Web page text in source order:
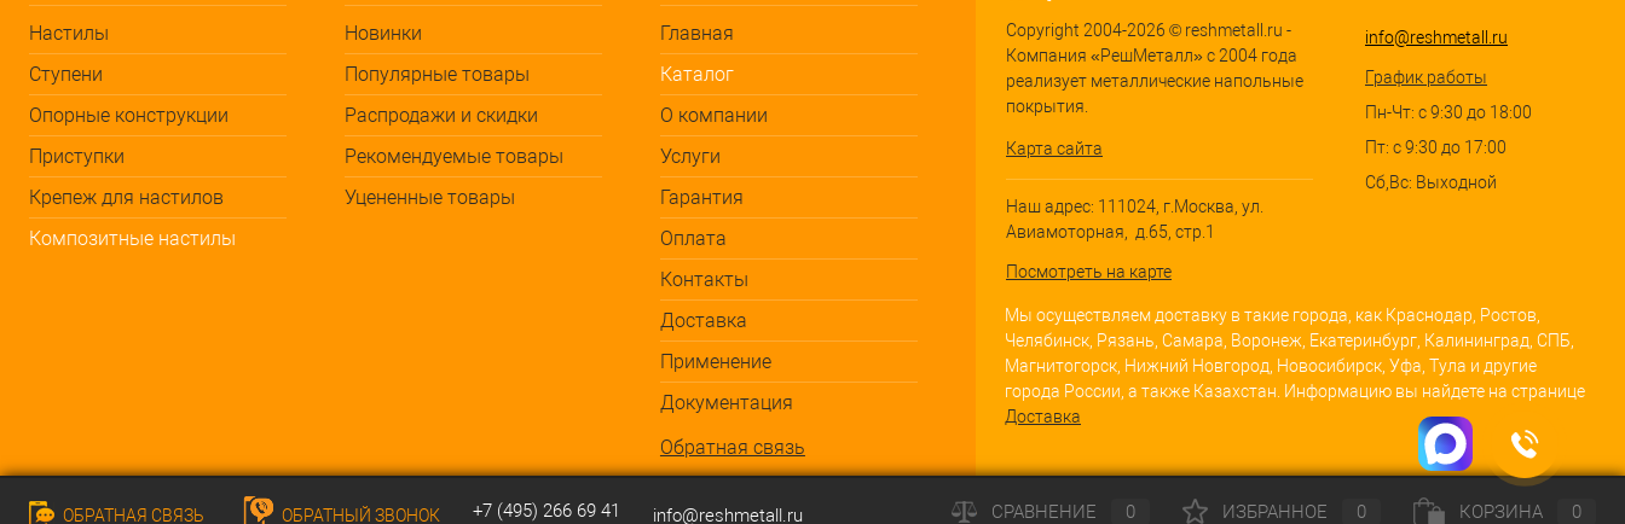
Настилы
Ступени
Опорные конструкции
Приступки
Крепеж для настилов
Композитные настилы
Новинки
Популярные товары
Распродажи и скидки
Рекомендуемые товары
Уцененные товары
Главная
Каталог
О компании
Услуги
Гарантия
Оплата
Контакты
Доставка
Применение
Документация
Обратная связь
Copyright 2004-2026 © reshmetall.ru -
Компания «РешМеталл» с 2004 года
реализует металлические напольные
покрытия.
Карта сайта
Наш адрес: 111024, г.Москва, ул.
Авиамоторная, д.65, стр.1
Посмотреть на карте
info@reshmetall.ru
График работы
Пн-Чт: с 9:30 до 18:00
Пт: с 9:30 до 17:00
Сб,Вс: Выходной
Мы осуществляем доставку в такие города, как Краснодар, Ростов,
Челябинск, Рязань, Самара, Воронеж, Екатеринбург, Калининград, СПБ,
Магнитогорск, Нижний Новгород, Новосибирск, Уфа, Тула и другие
города России, а также Казахстан. Информацию вы найдете на странице
Доставка
ОБРАТНАЯ СВЯЗЬ ОБРАТНЫЙ ЗВОНОК +7 (495) 266 69 41 info@reshmetall.ru СРАВНЕНИЕ 0 ИЗБРАННОЕ 0 КОРЗИНА 0